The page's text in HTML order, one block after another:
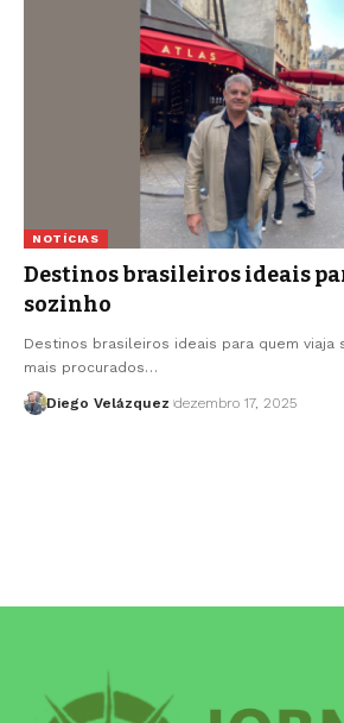
NOTÍCIAS
Destinos brasileiros ideais
sozinho
Destinos brasileiros ideais para quem viaja
mais procurados…
Diego Velázquez dezembro 17, 2025